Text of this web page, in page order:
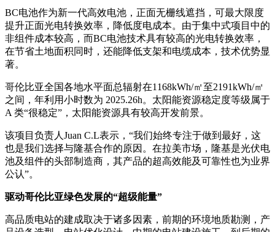
BC电池作为新一代高效电池，正面无栅线遮挡，可最大限度
提升正面光电转换效率，降低度电成本。由于集中式项目中的
非组件成本较高，而BC电池技术具有较高的光电转换效率，
在节省土地面积同时，还能降低支架和电缆成本，技术优势显
著。
哥伦比亚全国各地水平面总辐射在1168kWh/㎡至2191kWh/㎡
之间，年利用小时数为 2025.26h。太阳能资源稳定度等级属于
A 类“很稳定”，太阳能资源具有较高开发前景。
该项目负责人Juan C.L表示，“我们始终专注于做到最好，这
也是我们选择与隆基合作的原因。在拉美市场，隆基是光伏电
池及组件的头部制造商，其产品的超高效能及可靠性也为业界
公认”。
驱动哥伦比亚绿色发展的“超级能量”
高品质电站的建成取决于诸多因素，前期的环境地质勘测，产